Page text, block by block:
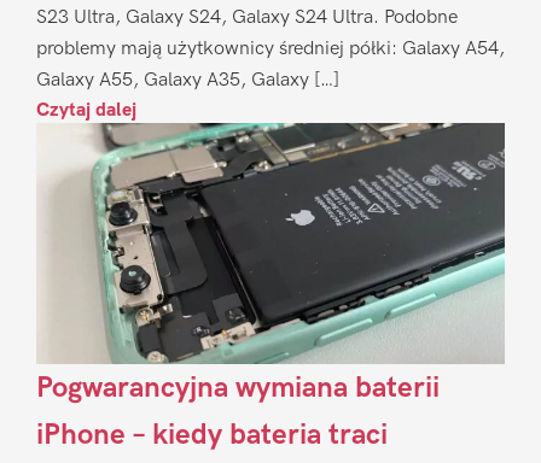
S23 Ultra, Galaxy S24, Galaxy S24 Ultra. Podobne
problemy mają użytkownicy średniej półki: Galaxy A54,
Galaxy A55, Galaxy A35, Galaxy […]
Czytaj dalej
Pogwarancyjna wymiana baterii
iPhone – kiedy bateria traci